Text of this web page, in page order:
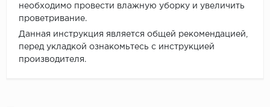
необходимо провести влажную уборку и увеличить
проветривание.
Данная инструкция является общей рекомендацией,
перед укладкой ознакомьтесь с инструкцией
производителя.